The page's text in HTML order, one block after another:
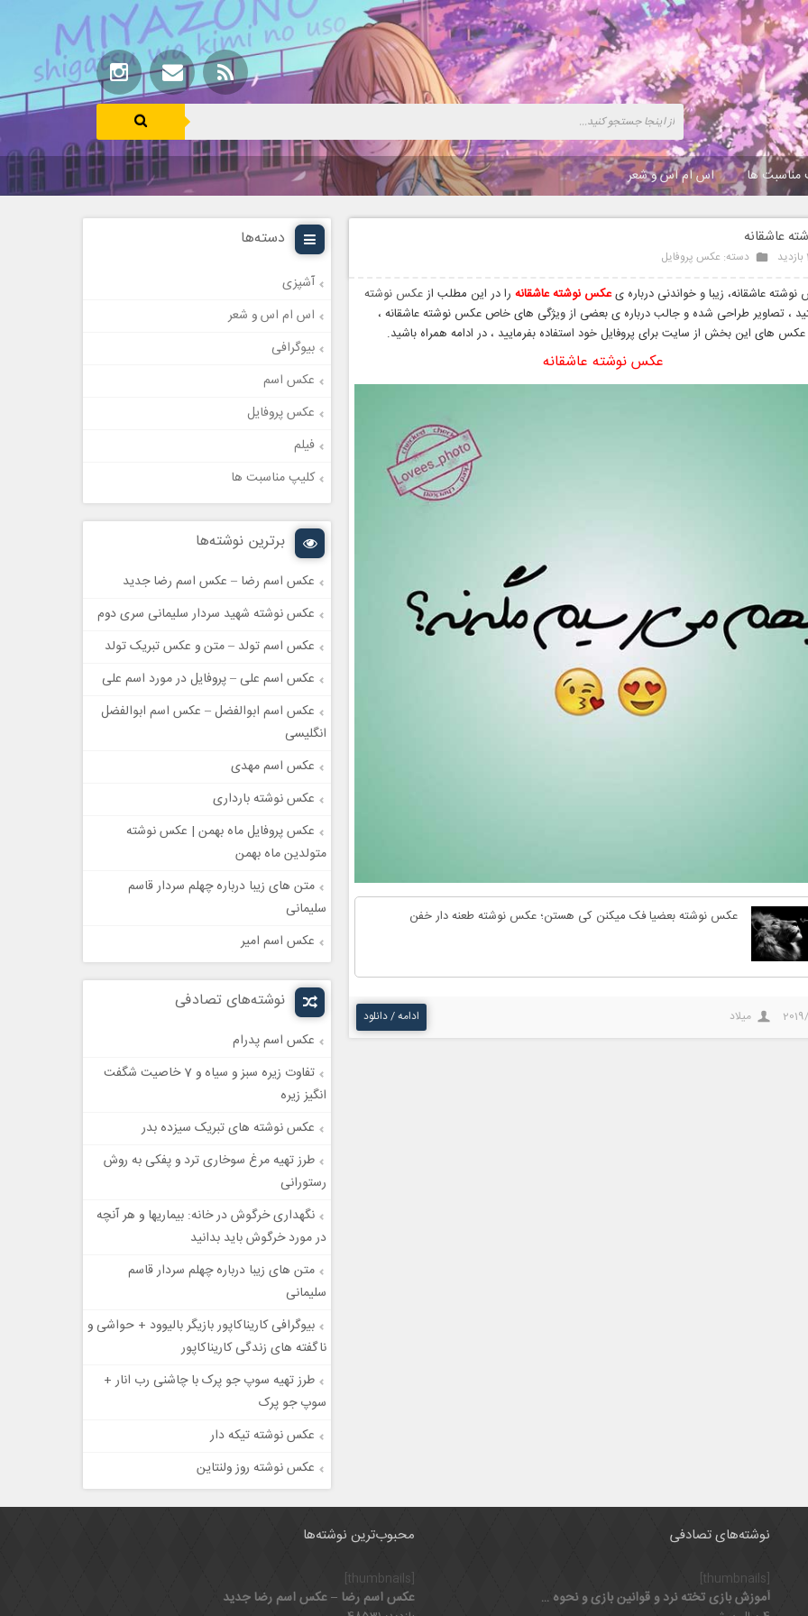
مناسبت ها اس ام اس و شعر
عاشقانه
دسته: عکس پروفایل
عاشقانه، زیبا و خواندنی درباره یعکس نوشته عاشقانه را در این مطلب از عکس نوشته
، تصاویر طراحی شده و جالب درباره ی بعضی از ویژگی های خاص عکس نوشته عاشقانه ،
عکس های این بخش از سایت برای پروفایل خود استفاده بفرمایید ، در ادامه همراه باشید.
عکس نوشته عاشقانه
عکس نوشته بعضیا فک میکنن کی هستن؛ عکس نوشته طعنه دار خفن
میلاد ادامه / دانلود
دسته‌ها
آشپزی
اس ام اس و شعر
بیوگرافی
عکس اسم
عکس پروفایل
فیلم
کلیپ مناسبت ها
برترین نوشته‌ها
عکس اسم رضا – عکس اسم رضا جدید
عکس نوشته شهید سردار سلیمانی سری دوم
عکس اسم تولد – متن و عکس تبریک تولد
عکس اسم علی – پروفایل در مورد اسم علی
عکس اسم ابوالفضل – عکس اسم ابوالفضل
انگلیسی
عکس اسم مهدی
عکس نوشته بارداری
عکس پروفایل ماه بهمن | عکس نوشته
متولدین ماه بهمن
متن های زیبا درباره چهلم سردار قاسم
سلیمانی
عکس اسم امیر
نوشته‌های تصادفی
عکس اسم پدرام
تفاوت زیره سبز و سیاه و 7 خاصیت شگفت
انگیز زیره
عکس نوشته های تبریک سیزده بدر
طرز تهیه مرغ سوخاری ترد و پفکی به روش
رستورانی
نگهداری خرگوش در خانه: بیماریها و هر آنچه
در مورد خرگوش باید بدانید
متن های زیبا درباره چهلم سردار قاسم
سلیمانی
بیوگرافی کاریناکاپور بازیگر بالیوود + حواشی و
ناگفته های زندگی کاریناکاپور
طرز تهیه سوپ جو پرک با چاشنی رب انار +
سوپ جو پرک
عکس نوشته تیکه دار
عکس نوشته روز ولنتاین
نوشته‌های تصادفی
[thumbnails]
آموزش بازی تخته نرد و قوانین بازی و نحوه حرکت مهره ها
محبوب‌ترین نوشته‌ها
[thumbnails]
عکس اسم رضا – عکس اسم رضا جدید